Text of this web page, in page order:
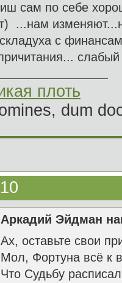
сам по себе
...нам
с
плоть
dum
Аркадий Эйдман
Ах, оставьте свои
Мол, Фортуна всё к
Что Судьбу